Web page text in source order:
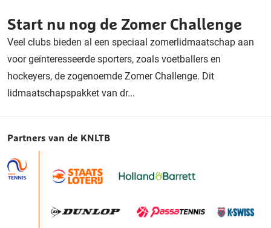
Start nu nog de Zomer Challenge
Veel clubs bieden al een speciaal zomerlidmaatschap aan
voor geïnteresseerde sporters, zoals voetballers en
hockeyers, de zogenoemde Zomer Challenge. Dit
lidmaatschapspakket van dr...
Partners van de KNLTB